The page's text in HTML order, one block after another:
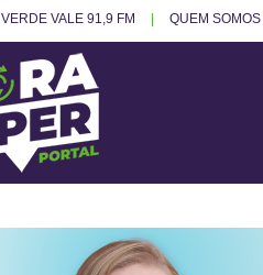
VERDE VALE 91,9 FM QUEM SOMOS